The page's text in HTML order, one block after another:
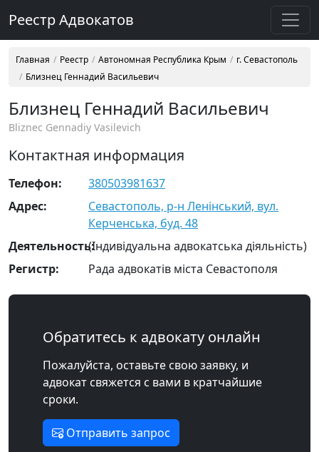
Реестр Адвокатов
Главная Реестр Автономная Республика Крым
г. Севастополь
Близнец Геннадий Васильевич
Близнец Геннадий Васильевич
Bliznec Gennadiy Vasilevich
Контактная информация
Телефон:
380503981637
Адрес:
Севастополь, р-н Ленінський, вул.
Керченська, буд. 48
Деятельность:(Індивідуальна адвокатська діяльність)
Регистр:
Рада адвокатів міста Севастополя
Обратитесь к адвокату онлайн
Пожалуйста, оставьте свою заявку, и
адвокат свяжется с вами в кратчайшие
сроки.
Отправить запрос